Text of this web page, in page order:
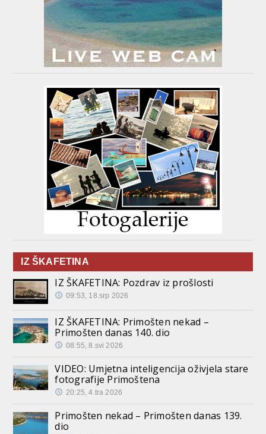
IZ ŠKAFETINA
IZ ŠKAFETINA: Pozdrav iz prošlosti
09:53, 18.srp 2026
IZ ŠKAFETINA: Primošten nekad –
Primošten danas 140. dio
08:55, 8.svi 2026
VIDEO: Umjetna inteligencija oživjela stare
fotografije Primoštena
20:25, 4.tra 2026
Primošten nekad – Primošten danas 139.
dio